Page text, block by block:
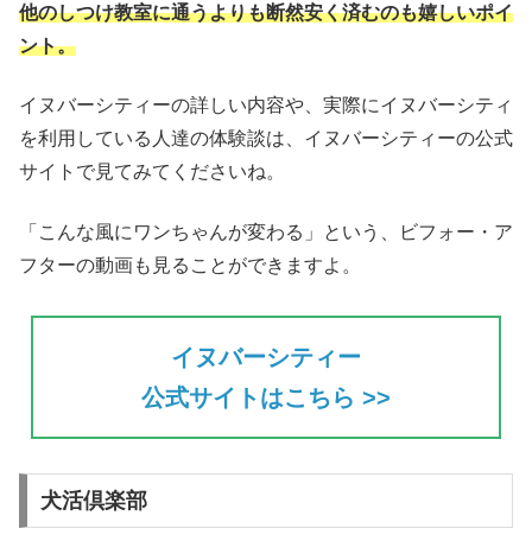
他のしつけ教室に通うよりも断然安く済むのも嬉しいポイ
ント。
イヌバーシティーの詳しい内容や、実際にイヌバーシティ
を利用している人達の体験談は、イヌバーシティーの公式
サイトで見てみてくださいね。
「こんな風にワンちゃんが変わる」という、ビフォー・ア
フターの動画も見ることができますよ。
イヌバーシティー
公式サイトはこちら >>
犬活倶楽部